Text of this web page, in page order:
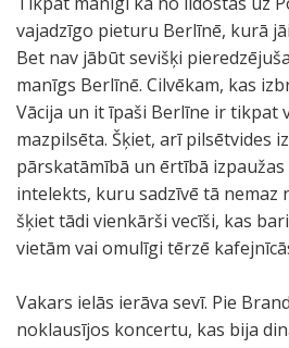
vajadzīgo pieturu Berlīnē, kurā
Bet nav jābūt sevišķi
manīgs Berlīnē. Cilvēkam, kas
Vācija un it īpaši Berlīne ir tikpat
mazpilsēta. Šķiet, arī pilsētvides
pārskatāmībā un ērtībā izpaužas
intelekts, kuru sadzīvē tā nemaz
šķiet tādi vienkārši vecīši, kas
vietām vai omulīgi tērzē
Vakars ielās ierāva sevī. Pie
noklausījos koncertu, kas bija